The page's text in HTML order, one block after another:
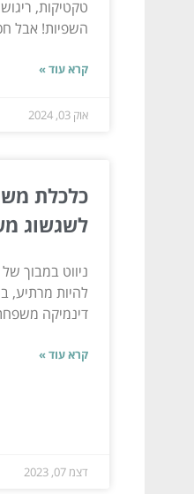
טקטיקות,
השפיות! אבל
קרא עוד »
אוק 03, 2024
כלכלת
לשגשוג
ניווט במבוך
להיות מרתיע,
דינמיקה
קרא עוד »
דצמ 07, 2023